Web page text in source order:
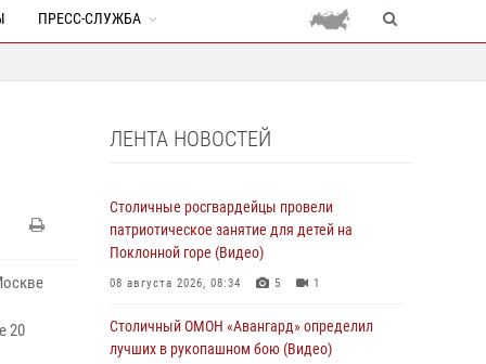
ПРЕСС-СЛУЖБА
20
ЛЕНТА НОВОСТЕЙ
Столичные росгвардейцы провели
патриотическое занятие для детей на
Поклонной горе (Видео)
08 августа 2026, 08:34 5 1
Столичный ОМОН «Авангард» определил
лучших в рукопашном бою (Видео)